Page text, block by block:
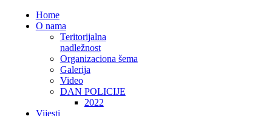
Home
O nama
Teritorijalna
nadležnost
Organizaciona šema
Galerija
Video
DAN POLICIJE
2022
Vijesti